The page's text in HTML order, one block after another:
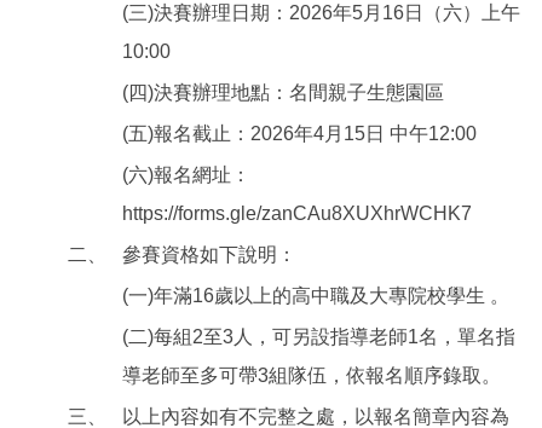
(三)決賽辦理日期：2026年5月16日（六）上午
10:00
(四)決賽辦理地點：名間親子生態園區
(五)報名截止：2026年4月15日 中午12:00
(六)報名網址：
https://forms.gle/zanCAu8XUXhrWCHK7
二、
參賽資格如下說明：
(一)年滿16歲以上的高中職及大專院校學生 。
(二)每組2至3人，可另設指導老師1名，單名指
導老師至多可帶3組隊伍，依報名順序錄取。
三、
以上內容如有不完整之處，以報名簡章內容為